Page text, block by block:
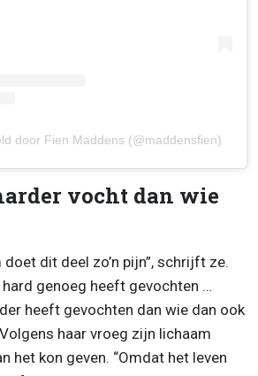
door Fien Maddens (@maddensfien)
vocht dan wie
doet dit deel zo’n pijn”, schrijft ze.
hard genoeg heeft gevochten …
heeft gevochten dan wie dan ook
haar vroeg zijn lichaam
het kon geven. “Omdat het leven